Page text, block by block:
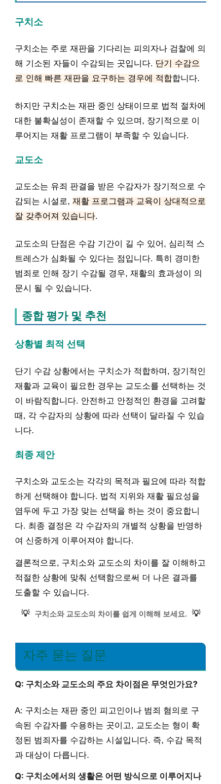
구치소
구치소는 주로 재판을 기다리는 피의자나 검찰에 의
해 기소된 자들이 수감되는 곳입니다. 단기 수감으
로 인해 빠른 재판을 요구하는 경우에 적합합니다.
하지만 구치소는 재판 중인 상태이므로 법적 절차에
대한 불확실성이 존재할 수 있으며, 장기적으로 이
루어지는 재활 프로그램이 부족할 수 있습니다.
교도소
교도소는 유죄 판결을 받은 수감자가 장기적으로 수
감되는 시설로, 재활 프로그램과 교육이 상대적으로
잘 갖추어져 있습니다.
교도소의 단점은 수감 기간이 길 수 있어, 심리적 스
트레스가 심화될 수 있다는 점입니다. 특히 경미한
범죄로 인해 장기 수감될 경우, 재활의 효과성이 의
문시 될 수 있습니다.
종합 평가 및 추천
상황별 최적 선택
단기 수감 상황에서는 구치소가 적합하며, 장기적인
재활과 교육이 필요한 경우는 교도소를 선택하는 것
이 바람직합니다. 안전하고 안정적인 환경을 고려할
때, 각 수감자의 상황에 따라 선택이 달라질 수 있습
니다.
최종 제안
구치소와 교도소는 각각의 목적과 필요에 따라 적합
하게 선택해야 합니다. 법적 지위와 재활 필요성을
염두에 두고 가장 맞는 선택을 하는 것이 중요합니
다. 최종 결정은 각 수감자의 개별적 상황을 반영하
여 신중하게 이루어져야 합니다.
결론적으로, 구치소와 교도소의 차이를 잘 이해하고
적절한 상황에 맞춰 선택함으로써 더 나은 결과를
도출할 수 있습니다.
💡 구치소와 교도소의 차이를 쉽게 이해해 보세요. 💡
자주 묻는 질문
Q: 구치소와 교도소의 주요 차이점은 무엇인가요?
A: 구치소는 재판 중인 피고인이나 범죄 혐의로 구
속된 수감자를 수용하는 곳이고, 교도소는 형이 확
정된 범죄자를 수감하는 시설입니다. 즉, 수감 목적
과 대상이 다릅니다.
Q: 구치소에서의 생활은 어떤 방식으로 이루어지나